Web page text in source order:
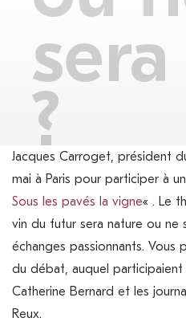
?
Jacques Carroget, président
mai à Paris pour participer à
Sous les pavés la vigne« . Le
vin du futur sera nature ou ne
échanges passionnants. Vous
du débat, auquel
Catherine Bernard et les
Reux.